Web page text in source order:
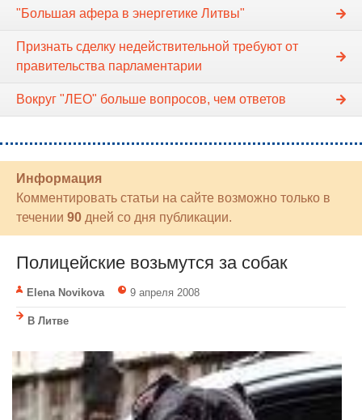
"Большая афера в энергетике Литвы"
Признать сделку недействительной требуют от
правительства парламентарии
Вокруг "ЛЕО" больше вопросов, чем ответов
Информация
Комментировать статьи на сайте возможно только в
течении 90 дней со дня публикации.
Полицейские возьмутся за собак
Elena Novikova 9 апреля 2008
В Литве